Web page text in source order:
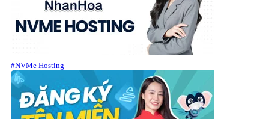
#NVMe Hosting